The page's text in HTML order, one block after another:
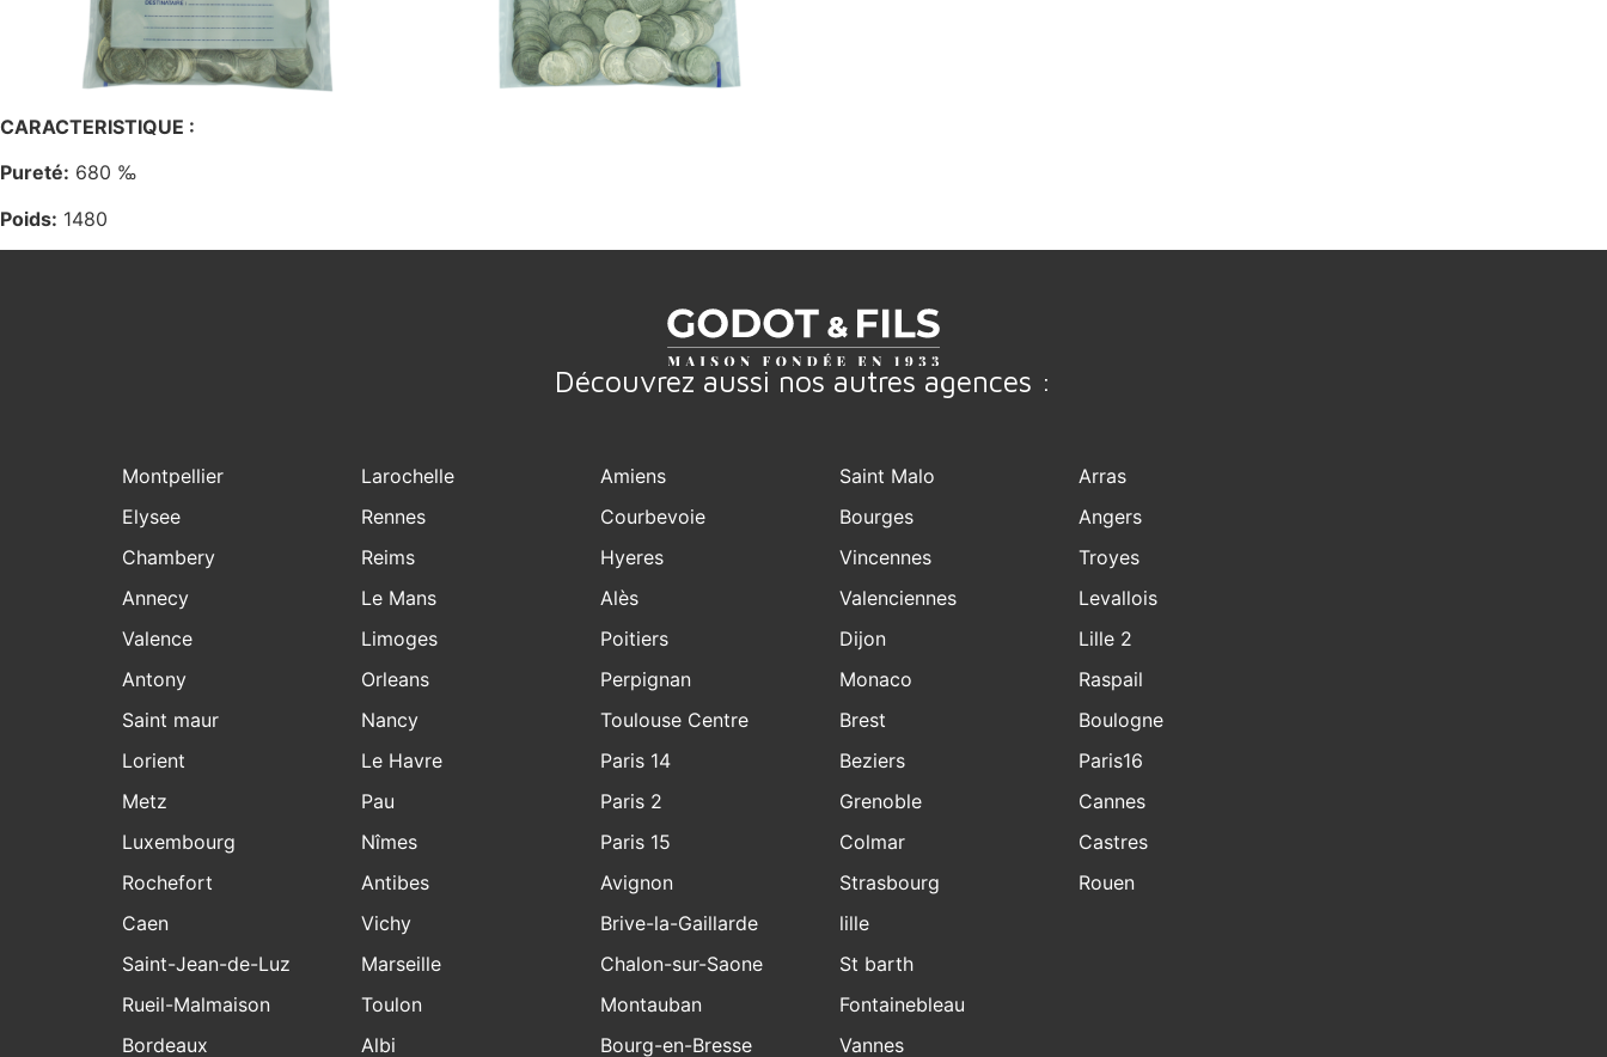
CARACTERISTIQUE :
Pureté: 680 ‰
Poids: 1480
Découvrez aussi nos autres agences :
Montpellier
Elysee
Chambery
Annecy
Valence
Antony
Saint maur
Lorient
Metz
Luxembourg
Rochefort
Larochelle
Rennes
Reims
Le Mans
Limoges
Orleans
Nancy
Le Havre
Pau
Nîmes
Antibes
Amiens
Courbevoie
Hyeres
Alès
Poitiers
Perpignan
Toulouse Centre
Paris 14
Paris 2
Paris 15
Avignon
Saint Malo
Bourges
Vincennes
Valenciennes
Dijon
Monaco
Brest
Beziers
Grenoble
Colmar
Strasbourg
Arras
Angers
Troyes
Levallois
Lille 2
Raspail
Boulogne
Paris16
Cannes
Castres
Rouen
Caen
Saint-Jean-de-Luz
Rueil-Malmaison
Bordeaux
Vichy
Marseille
Toulon
Albi
Brive-la-Gaillarde
Chalon-sur-Saone
Montauban
Bourg-en-Bresse
lille
St barth
Fontainebleau
Vannes